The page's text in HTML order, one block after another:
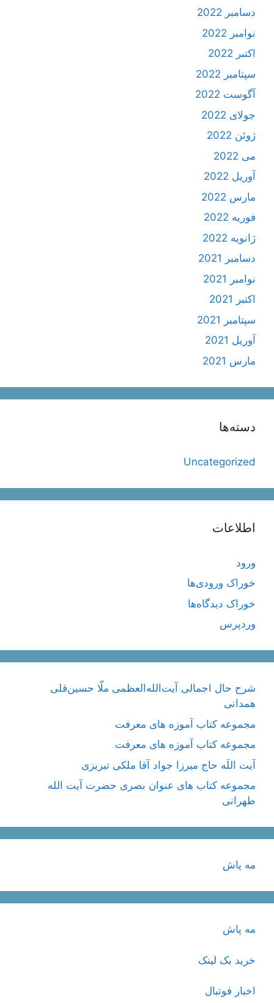
دسامبر 2022
نوامبر 2022
اکتبر 2022
سپتامبر 2022
آگوست 2022
جولای 2022
ژوئن 2022
می 2022
آوریل 2022
مارس 2022
فوریه 2022
ژانویه 2022
دسامبر 2021
نوامبر 2021
اکتبر 2021
سپتامبر 2021
آوریل 2021
مارس 2021
دسته‌ها
Uncategorized
اطلاعات
ورود
خوراک ورودی‌ها
خوراک دیدگاه‌ها
وردپرس
شرح حال اجمالی آیت‌الله‌العظمی ملّا حسین‌قلی
همدانی
مجموعه کتاب آموزه های معرفت
مجموعه کتاب آموزه های معرفت
آیت اللَه حاج میرزا جواد آقا ملکی تبریزی
مجموعه کتاب های عنوان بصری حضرت آیت الله
طهرانی
مه پاش
مه پاش
خرید بک لینک
اخبار فوتبال